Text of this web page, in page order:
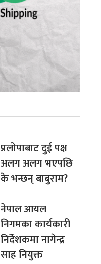
प्रलोपाबाट दुई पक्ष
अलग अलग भएपछि
के भन्छन् बाबुराम?
नेपाल आयल
निगमका कार्यकारी
निर्देशकमा नागेन्द्र
साह नियुक्त